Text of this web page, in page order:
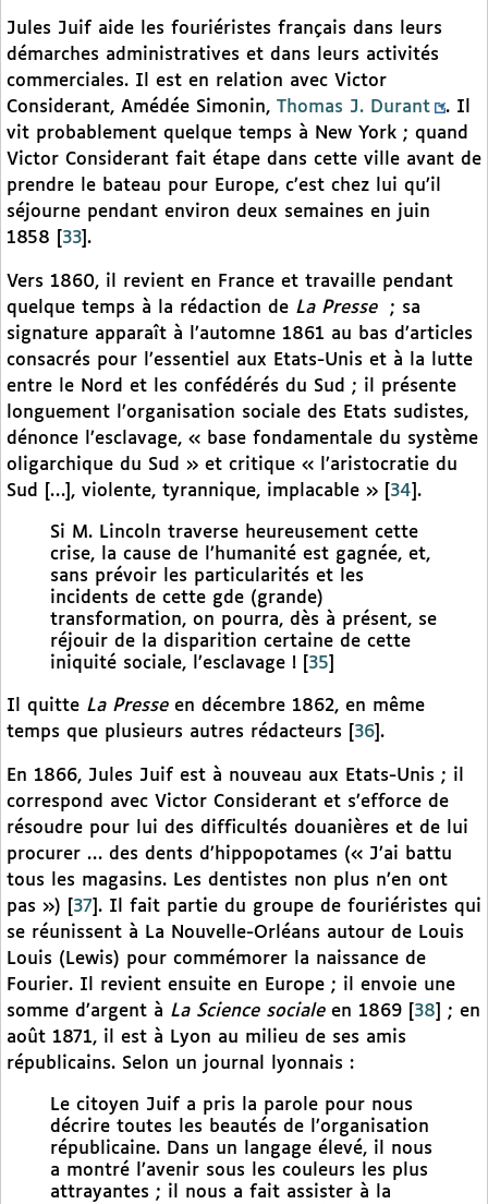
Jules Juif aide les fouriéristes français dans leurs
démarches administratives et dans leurs activités
commerciales. Il est en relation avec Victor
Considerant, Amédée Simonin, Thomas J. Durant
. Il
vit probablement quelque temps à New York ; quand
Victor Considerant fait étape dans cette ville avant de
prendre le bateau pour Europe, c’est chez lui qu’il
séjourne pendant environ deux semaines en juin
1858
33 .
Vers 1860, il revient en France et travaille pendant
quelque temps à la rédaction de La Presse
; sa
signature apparaît à l’automne 1861 au bas d’articles
consacrés pour l’essentiel aux Etats-Unis et à la lutte
entre le Nord et les confédérés du Sud ; il présente
longuement l’organisation sociale des Etats sudistes,
dénonce l’esclavage, « base fondamentale du système
oligarchique du Sud » et critique « l’aristocratie du
Sud […], violente, tyrannique, implacable »
34 .
Si M. Lincoln traverse heureusement cette
crise, la cause de l’humanité est gagnée, et,
sans prévoir les particularités et les
incidents de cette gde (grande)
transformation, on pourra, dès à présent, se
réjouir de la disparition certaine de cette
iniquité sociale, l’esclavage !
35
Il quitte La Presse en décembre 1862, en même
temps que plusieurs autres rédacteurs
36 .
En 1866, Jules Juif est à nouveau aux Etats-Unis ; il
correspond avec Victor Considerant et s’efforce de
résoudre pour lui des difficultés douanières et de lui
procurer … des dents d’hippopotames (« J’ai battu
tous les magasins. Les dentistes non plus n’en ont
pas »)
37 . Il fait partie du groupe de fouriéristes qui
se réunissent à La Nouvelle-Orléans autour de Louis
Louis (Lewis) pour commémorer la naissance de
Fourier. Il revient ensuite en Europe ; il envoie une
somme d’argent à La Science sociale en 1869 38
; en
août 1871, il est à Lyon au milieu de ses amis
républicains. Selon un journal lyonnais :
Le citoyen Juif a pris la parole pour nous
décrire toutes les beautés de l’organisation
républicaine. Dans un langage élevé, il nous
a montré l’avenir sous les couleurs les plus
attrayantes ; il nous a fait assister à la